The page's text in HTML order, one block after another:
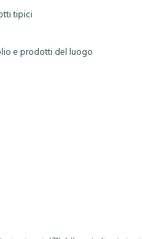
tipici
e prodotti del luogo